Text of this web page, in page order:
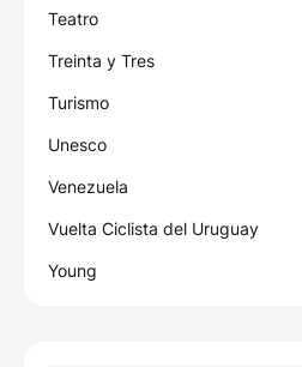
Teatro
Treinta y Tres
Turismo
Unesco
Venezuela
Vuelta Ciclista del Uruguay
Young